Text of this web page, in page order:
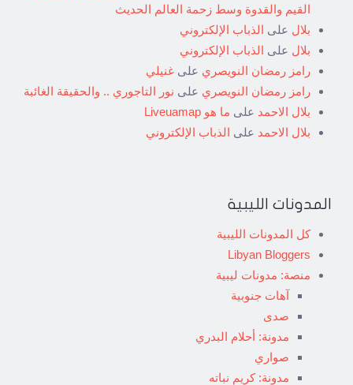
القيم والقدوة وسط زحمة العالم الحديث
بلال على الذباب الإلكتروني
بلال على الذباب الإلكتروني
رامز رمضان النويصري على غنيلي
رامز رمضان النويصري على نور التاجوري .. والحقيقة الغائبة
بلال الاحمد على ما هو Liveuamap
بلال الاحمد على الذباب الإلكتروني
المدونات الليبية
كل المدونات الليبية
Libyan Bloggers
منصة: مدونات ليبية
آهات جنوبية
صدى
مدونة: أحلام البدري
صواري
مدونة: كريم نباته